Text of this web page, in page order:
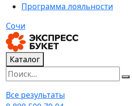
Программа лояльности
Сочи
Каталог
Все результаты